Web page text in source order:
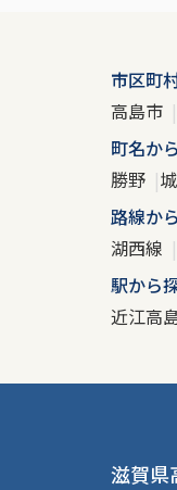
市区町
高島市
町名か
勝野
路線か
湖西線
駅から
近江高
滋賀県